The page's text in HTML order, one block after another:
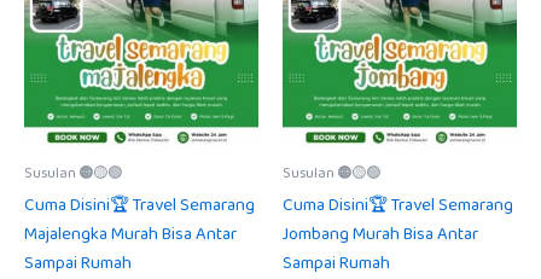
Susulan 🟠🟡🟢
Cuma Disini🏆 Travel Semarang
Majalengka Murah Bisa Antar
Sampai Rumah
Susulan 🟠🟡🟢
Cuma Disini🏆 Travel Semarang
Jombang Murah Bisa Antar
Sampai Rumah